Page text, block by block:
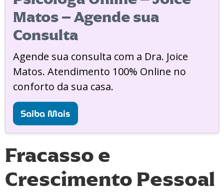
Matos – Agende sua
Consulta
Agende sua consulta com a Dra. Joice
Matos. Atendimento 100% Online no
conforto da sua casa.
Saiba Mais
Fracasso e
Crescimento Pessoal